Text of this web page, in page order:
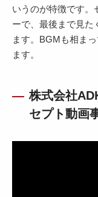
いうのが特徴です。
ーで、最後まで見た
ます。BGMも相ま
ます。
株式会社
セプト動画